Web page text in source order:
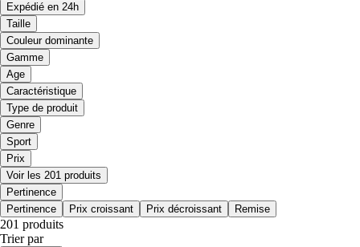
Expédié en 24h
Taille
Couleur dominante
Gamme
Age
Caractéristique
Type de produit
Genre
Sport
Prix
Voir les 201 produits
Pertinence
Pertinence
Prix croissant Prix décroissant Remise
201 produits
Trier par